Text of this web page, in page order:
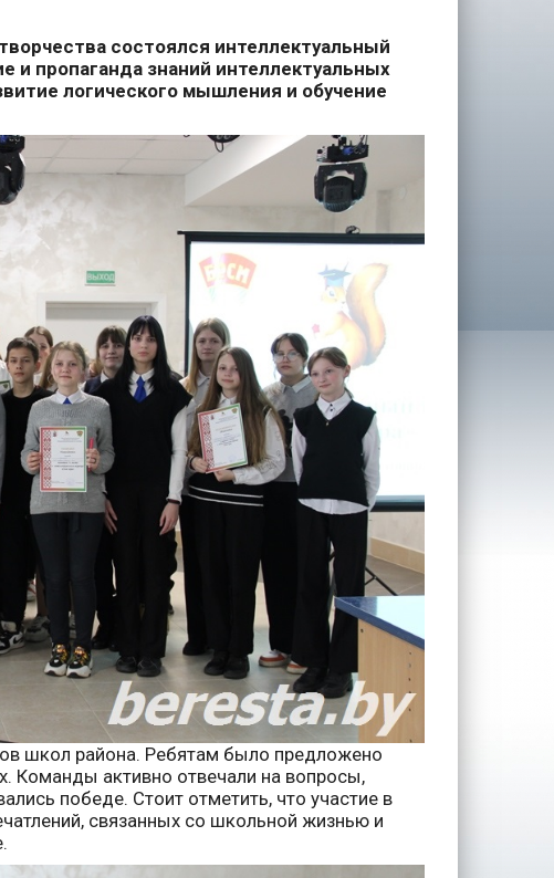
состоялся интеллектуальный
и пропаганда знаний интеллектуальных
логического мышления и обучение
школ района. Ребятам было предложено
Команды активно отвечали на вопросы,
победе. Стоит отметить, что участие в
связанных со школьной жизнью и